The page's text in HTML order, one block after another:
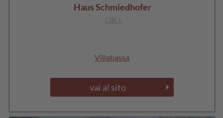
Haus Schmiedhofer
CIN +
Villabassa
vai al sito